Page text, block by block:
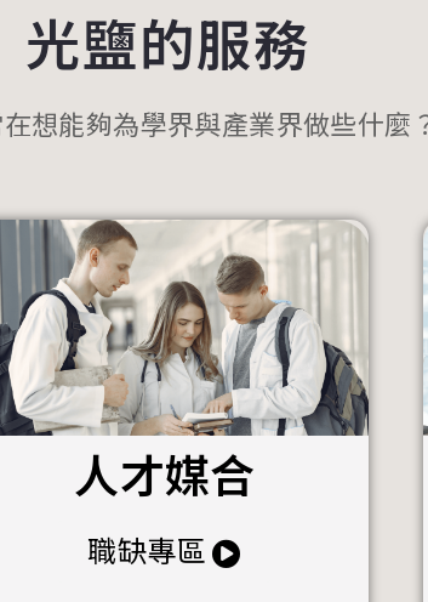
光鹽的服務
想能夠為學界與產業界做些什麼
人才媒合
職缺專區